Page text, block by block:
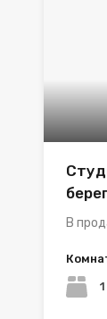
В
1